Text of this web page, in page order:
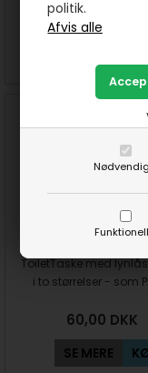
politik.
60,00
ToiletTaske med
i to størrelser - som
60,00 DKK
SE MERE